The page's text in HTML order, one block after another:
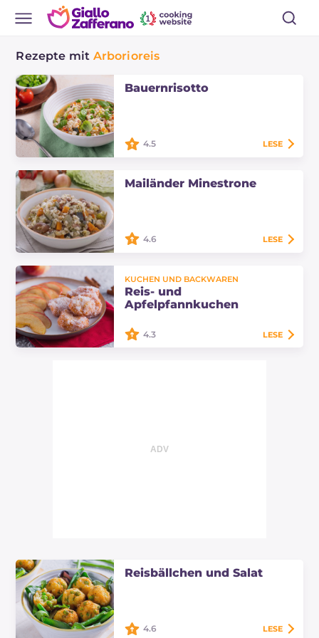
Rezepte mit Arborioreis
Bauernrisotto
und nahrhaftes Hauptgericht voller
Gemüse, verfeinert mit Speck.
4.5 LESE
Mailänder Minestrone
angereichert mit Speck und
Schweineschwarten und Reis,
typisch für die lombardische…
4.6 LESE
KUCHEN UND BACKWAREN
Reis- und
Apfelpfannkuchen
4.3 LESE
Reisbällchen und Salat
4.6 LESE